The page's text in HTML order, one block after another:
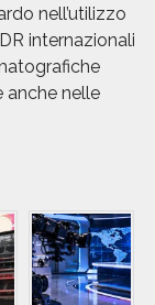
nell’utilizzo
internazionali
anche nelle